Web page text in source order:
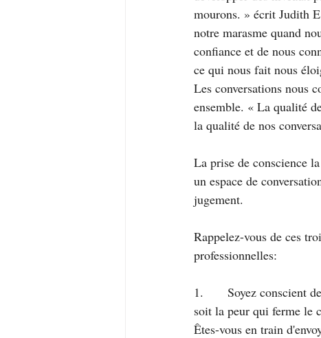
mourons. » écrit Judith
notre marasme quand
confiance et de nous
ce qui nous fait nous
Les conversations nous
ensemble. « La qualité
la qualité de nos
La prise de conscience
un espace de
jugement.
Rappelez-vous de ces
professionnelles:
1.       Soyez conscient
soit la peur qui ferme le
Êtes-vous en train